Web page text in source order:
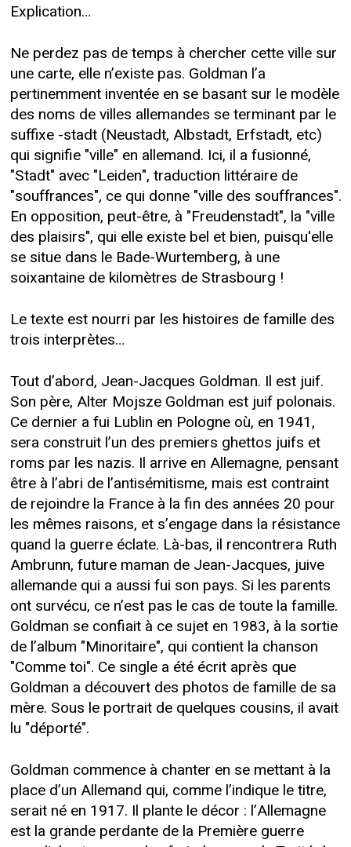
Explication…
Ne perdez pas de temps à chercher cette ville sur
une carte, elle n’existe pas. Goldman l’a
pertinemment inventée en se basant sur le modèle
des noms de villes allemandes se terminant par le
suffixe -stadt (Neustadt, Albstadt, Erfstadt, etc)
qui signifie "ville" en allemand. Ici, il a fusionné,
"Stadt" avec "Leiden", traduction littéraire de
"souffrances", ce qui donne "ville des souffrances".
En opposition, peut-être, à "Freudenstadt", la "ville
des plaisirs", qui elle existe bel et bien, puisqu'elle
se situe dans le Bade-Wurtemberg, à une
soixantaine de kilomètres de Strasbourg !
Le texte est nourri par les histoires de famille des
trois interprètes…
Tout d’abord, Jean-Jacques Goldman. Il est juif.
Son père, Alter Mojsze Goldman est juif polonais.
Ce dernier a fui Lublin en Pologne où, en 1941,
sera construit l’un des premiers ghettos juifs et
roms par les nazis. Il arrive en Allemagne, pensant
être à l’abri de l’antisémitisme, mais est contraint
de rejoindre la France à la fin des années 20 pour
les mêmes raisons, et s’engage dans la résistance
quand la guerre éclate. Là-bas, il rencontrera Ruth
Ambrunn, future maman de Jean-Jacques, juive
allemande qui a aussi fui son pays. Si les parents
ont survécu, ce n’est pas le cas de toute la famille.
Goldman se confiait à ce sujet en 1983, à la sortie
de l’album "Minoritaire", qui contient la chanson
"Comme toi". Ce single a été écrit après que
Goldman a découvert des photos de famille de sa
mère. Sous le portrait de quelques cousins, il avait
lu "déporté".
Goldman commence à chanter en se mettant à la
place d’un Allemand qui, comme l’indique le titre,
serait né en 1917. Il plante le décor : l’Allemagne
est la grande perdante de la Première guerre